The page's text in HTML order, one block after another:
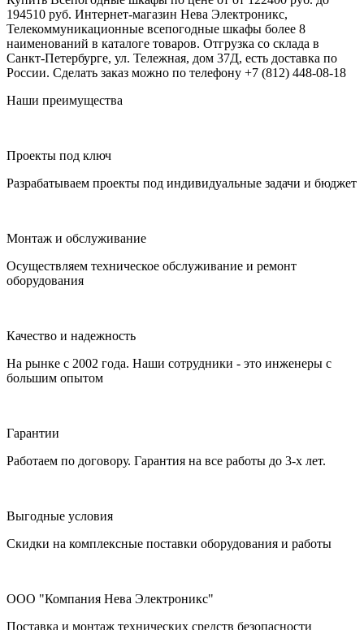
194510 руб. Интернет-магазин Нева Электроникс,
Телекоммуникационные всепогодные шкафы более 8
наименований в каталоге товаров. Отгрузка со склада в
Санкт-Петербурге, ул. Тележная, дом 37Д, есть доставка по
России. Сделать заказ можно по телефону +7 (812) 448-08-18
Наши преимущества
Проекты под ключ
Разрабатываем проекты под индивидуальные задачи и бюджет
Монтаж и обслуживание
Осуществляем техническое обслуживание и ремонт
оборудования
Качество и надежность
На рынке с 2002 года. Наши сотрудники - это инженеры с
большим опытом
Гарантии
Работаем по договору. Гарантия на все работы до 3-х лет.
Выгодные условия
Скидки на комплексные поставки оборудования и работы
ООО "Компания Нева Электроникс"
Поставка и монтаж технических средств безопасности